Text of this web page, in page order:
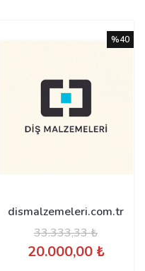
dismalzemeleri.com.tr
33.333,33 ₺
20.000,00 ₺
%40